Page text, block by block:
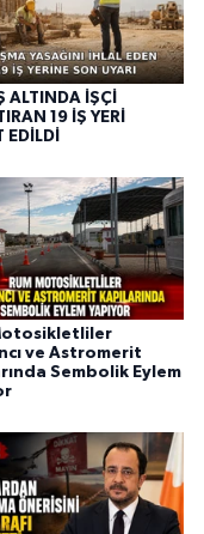
ALTINDA İŞÇİ
19 İŞ YERİ
EDİLDİ
ve Astromerit
Sembolik Eylem